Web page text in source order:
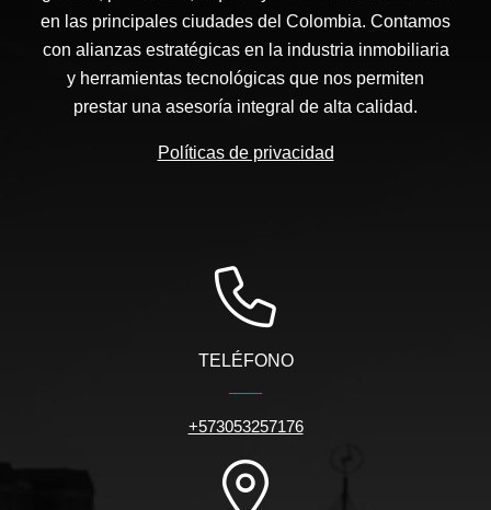
en las principales ciudades del Colombia. Contamos
con alianzas estratégicas en la industria inmobiliaria
y herramientas tecnológicas que nos permiten
prestar una asesoría integral de alta calidad.
Políticas de privacidad
TELÉFONO
+573053257176